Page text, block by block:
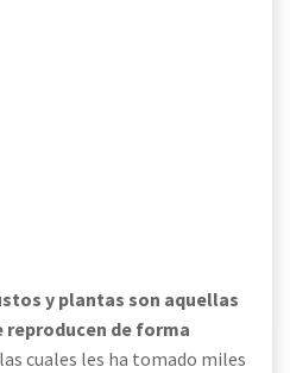
y plantas son aquellas
reproducen de forma
cuales les ha tomado miles